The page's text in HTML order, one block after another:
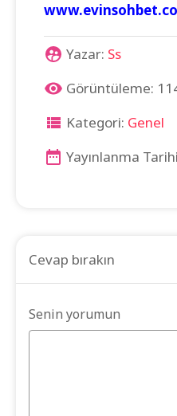
Yazar: Ss
Görüntüleme:
Kategori: Genel
Yayınlanma
Cevap bırakın
Senin yorumun